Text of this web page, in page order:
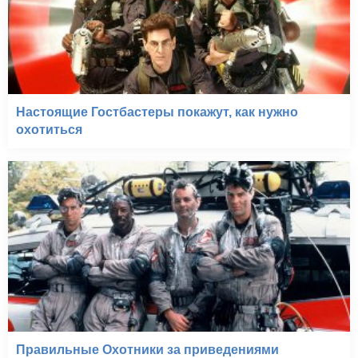
Настоящие Гостбастеры покажут, как нужно
охотиться
Правильные Охотники за приведениями